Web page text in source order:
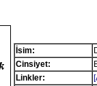
İsim:
Cinsiyet:
Linkler: